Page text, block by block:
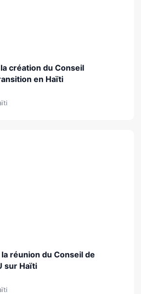
création du Conseil
en Haïti
réunion du Conseil de
sur Haïti